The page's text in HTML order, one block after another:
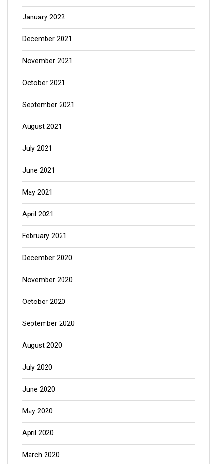
January 2022
December 2021
November 2021
October 2021
September 2021
August 2021
July 2021
June 2021
May 2021
April 2021
February 2021
December 2020
November 2020
October 2020
September 2020
August 2020
July 2020
June 2020
May 2020
April 2020
March 2020